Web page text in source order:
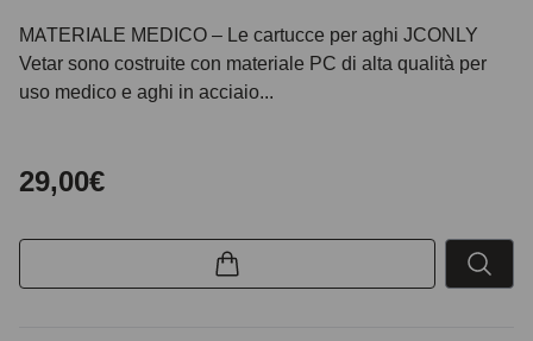
MATERIALE MEDICO – Le cartucce per aghi JCONLY
Vetar sono costruite con materiale PC di alta qualità per
uso medico e aghi in acciaio...
29,00€